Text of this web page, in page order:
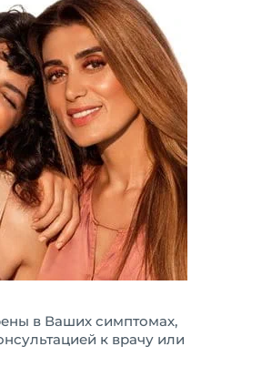
в Ваших симптомах,
к врачу или